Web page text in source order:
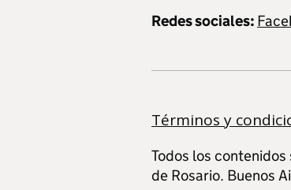
Redes sociales:
Términos y
Todos los
de Rosario. Buenos